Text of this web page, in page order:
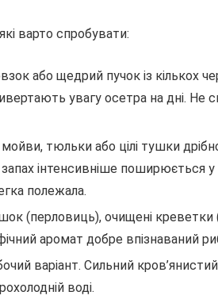
варто спробувати:
або щедрий пучок із кількох
увагу осетра на дні. Не
тюльки або цілі тушки
інтенсивніше поширюється
полежала.
(перловиць), очищені креветки
аромат добре впізнаваний
варіант. Сильний
воді.